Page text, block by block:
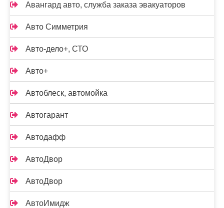
Авангард авто, служба заказа эвакуаторов
Авто Симметрия
Авто-дело+, СТО
Авто+
Автоблеск, автомойка
Автогарант
Автодафф
АвтоДвор
АвтоДвор
АвтоИмидж